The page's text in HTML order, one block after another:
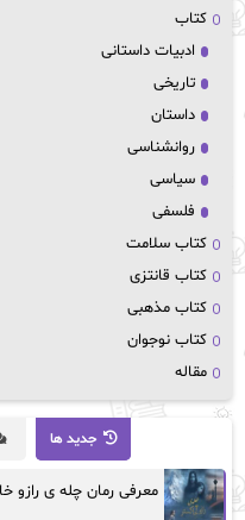
کتاب
ادبیات داستانی
تاریخی
داستان
روانشناسی
سیاسی
فلسفی
کتاب سلامت
کتاب قانتزی
کتاب مذهبی
کتاب نوجوان
مقاله
جدید ها
معرفی رمان چله ی رازو